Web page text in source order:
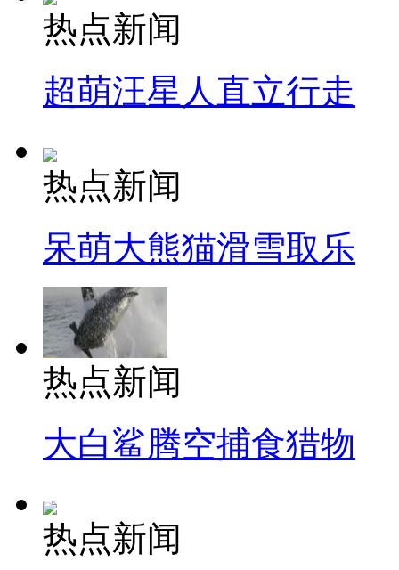
热点新闻
超萌汪星人直立行走
热点新闻
呆萌大熊猫滑雪取乐
热点新闻
大白鲨腾空捕食猎物
热点新闻